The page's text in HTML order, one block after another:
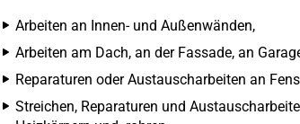
Arbeiten an Innen- und Außenwänden,
Arbeiten am Dach, an der Fassade, an
Reparaturen oder Austauscharbeiten an
Streichen, Reparaturen und